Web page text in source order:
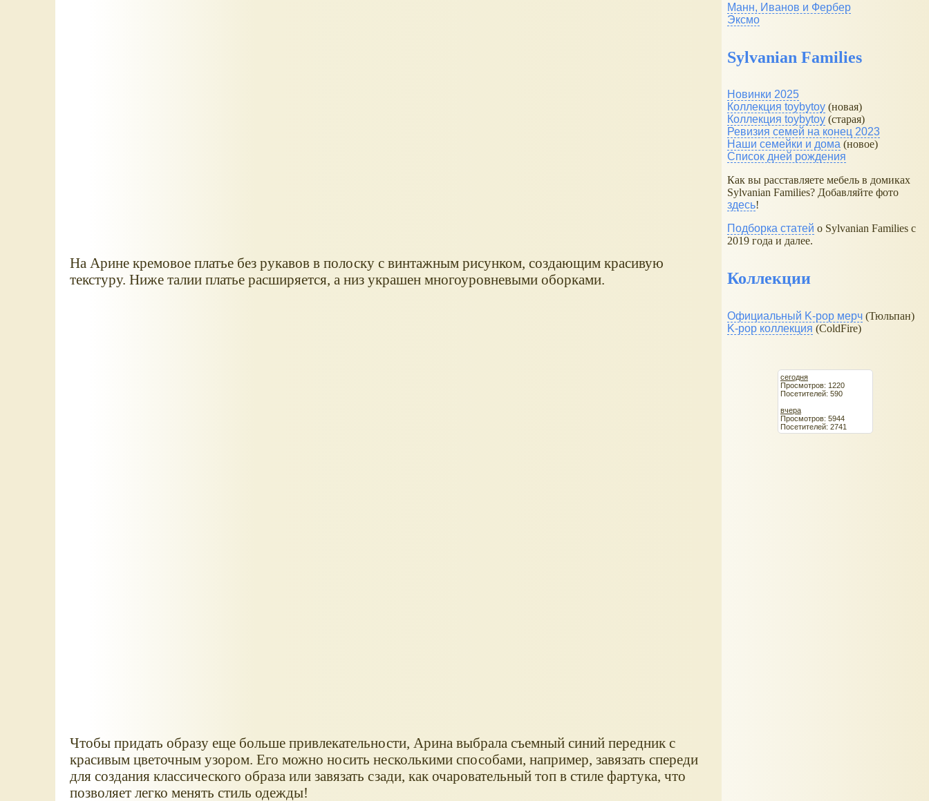
На Арине кремовое платье без рукавов в полоску с винтажным рисунком, создающим красивую
текстуру. Ниже талии платье расширяется, а низ украшен многоуровневыми оборками.
Чтобы придать образу еще больше привлекательности, Арина выбрала съемный синий передник с
красивым цветочным узором. Его можно носить несколькими способами, например, завязать спереди
для создания классического образа или завязать сзади, как очаровательный топ в стиле фартука, что
позволяет легко менять стиль одежды!
Манн, Иванов и Фербер
Эксмо
Sylvanian Families
Новинки 2025
Коллекция toybytoy (новая)
Коллекция toybytoy (старая)
Ревизия семей на конец 2023
Наши семейки и дома (новое)
Список дней рождения
Как вы расставляете мебель в домиках
Sylvanian Families? Добавляйте фото
здесь!
Подборка статей о Sylvanian Families с
2019 года и далее.
Коллекции
Официальный K-pop мерч (Тюльпан)
K-pop коллекция (ColdFire)
сегодня
Просмотров: 1220
Посетителей: 590
вчера
Просмотров: 5944
Посетителей: 2741